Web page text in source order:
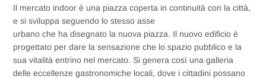
Il mercato indoor è una piazza coperta in continuità con la città,
e si sviluppa seguendo lo stesso asse
urbano che ha disegnato la nuova piazza. Il nuovo edificio è
progettato per dare la sensazione che lo spazio pubblico e la
sua vitalità entrino nel mercato. Si genera così una galleria
delle eccellenze gastronomiche locali, dove i cittadini possano